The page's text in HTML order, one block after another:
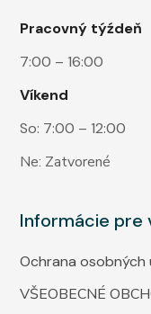
Pracovný týźdeň
7:00 – 16:00
Víkend
So: 7:00 – 12:00
Ne: Zatvorené
Informácie pre
Ochrana osobných
VŠEOBECNÉ